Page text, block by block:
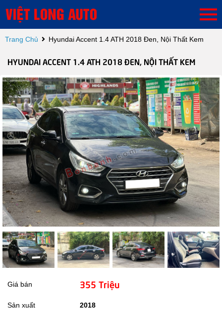
Trang Chủ Hyundai Accent 1.4 ATH 2018 Đen, Nội Thất Kem
HYUNDAI ACCENT 1.4 ATH 2018 ĐEN, NỘI THẤT KEM
Giá bán 355 Triệu
Sản xuất 2018